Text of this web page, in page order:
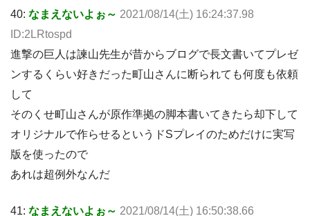
40: なまえないよぉ～ 2021/08/14(土) 16:24:37.98
ID:2LRtospd
進撃の巨人は諫山先生が昔からブログで長文書いてプレゼ
ンするくらい好きだった町山さんに断られても何度も依頼
して
そのくせ町山さんが原作準拠の脚本書いてきたら却下して
オリジナルで作らせるというドSプレイのためだけに実写
版を使ったので
あれは超例外なんだ
41: なまえないよぉ～ 2021/08/14(土) 16:50:38.66